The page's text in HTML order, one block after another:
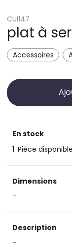
CUI147
plat à
Accessoires
En stock
1 Pièce disponible
Dimensions
-
Description
-